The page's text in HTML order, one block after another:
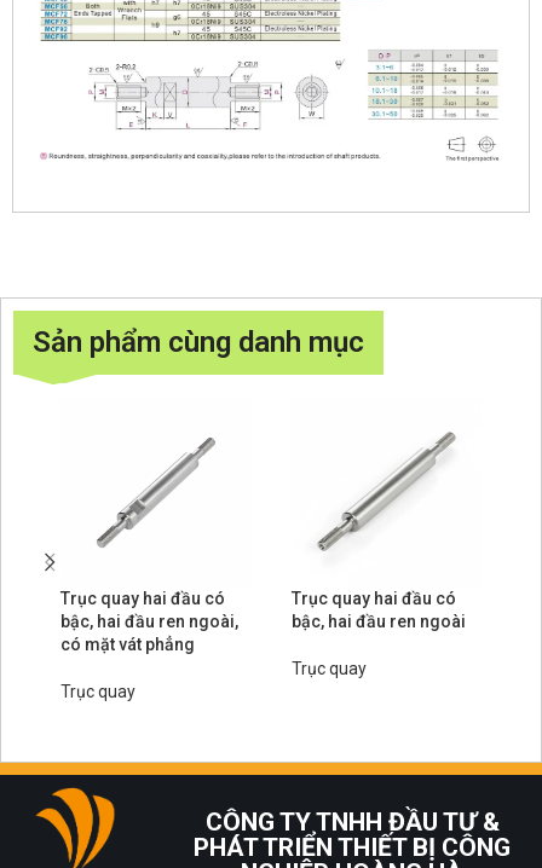
Sản phẩm cùng danh mục
Trục quay hai đầu có
bậc, hai đầu ren ngoài,
có mặt vát phẳng
Trục quay
Trục quay hai đầu có
bậc, hai đầu ren ngoài
Trục quay
CÔNG TY TNHH ĐẦU TƯ &
PHÁT TRIỂN THIẾT BỊ CÔNG